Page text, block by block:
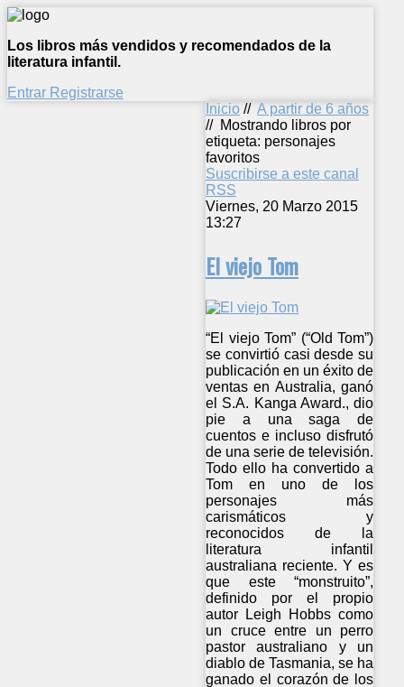
Los libros más vendidos y recomendados de la
literatura infantil.
Entrar Registrarse
Inicio // A partir de 6 años
// Mostrando libros por
etiqueta: personajes
favoritos
Suscribirse a este canal
RSS
Viernes, 20 Marzo 2015
13:27
El viejo Tom
“El viejo Tom” (“Old Tom”)
se convirtió casi desde su
publicación en un éxito de
ventas en Australia, ganó
el S.A. Kanga Award., dio
pie a una saga de
cuentos e incluso disfrutó
de una serie de televisión.
Todo ello ha convertido a
Tom en uno de los
personajes más
carismáticos y
reconocidos de la
literatura infantil
australiana reciente. Y es
que este “monstruito”,
definido por el propio
autor Leigh Hobbs como
un cruce entre un perro
pastor australiano y un
diablo de Tasmania, se ha
ganado el corazón de los